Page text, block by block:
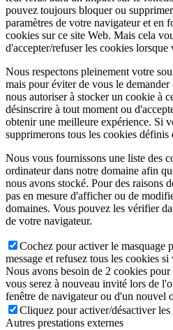
pouvez toujours bloquer ou
paramètres de votre navigateur et en
cookies sur ce site Web. Mais cela
d'accepter/refuser les cookies lorsque
Nous respectons pleinement votre
mais pour éviter de vous le
nous autoriser à stocker un cookie à
désinscrire à tout moment ou
obtenir une meilleure expérience. Si
supprimerons tous les cookies définis
Nous vous fournissons une liste des
ordinateur dans notre domaine afin
nous avons stocké. Pour des raisons
pas en mesure d'afficher ou de
domaines. Vous pouvez les vérifier
de votre navigateur.
Cochez pour activer le masquage
message et refusez tous les cookies
Nous avons besoin de 2 cookies
vous serez à nouveau invité lors de
fenêtre de navigateur ou d'un nouvel
Cliquez pour activer/désactiver les
Autres prestations externes